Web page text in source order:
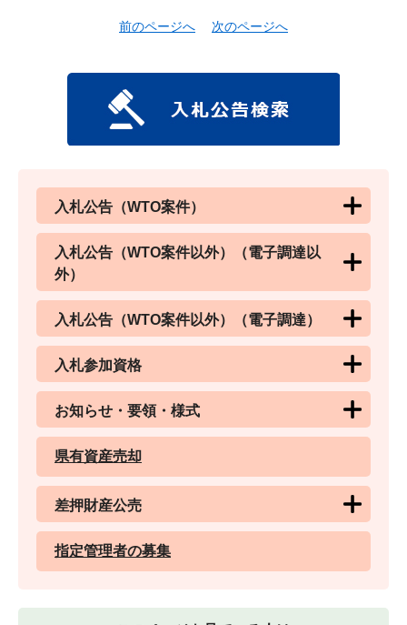
前のページへ 次のページへ
入札公告（WTO案件）
入札公告（WTO案件以外）（電子調達以
外）
入札公告（WTO案件以外）（電子調達）
入札参加資格
お知らせ・要領・様式
県有資産売却
差押財産公売
指定管理者の募集